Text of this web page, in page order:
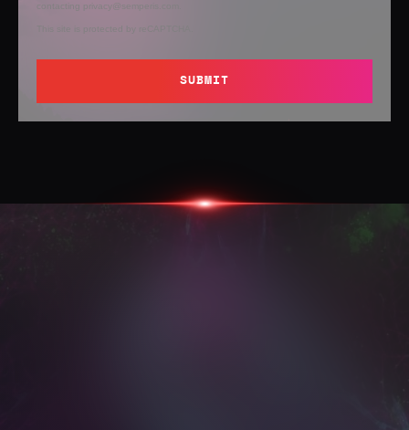
contacting privacy@semperis.com.
This site is protected by reCAPTCHA.
SUBMIT